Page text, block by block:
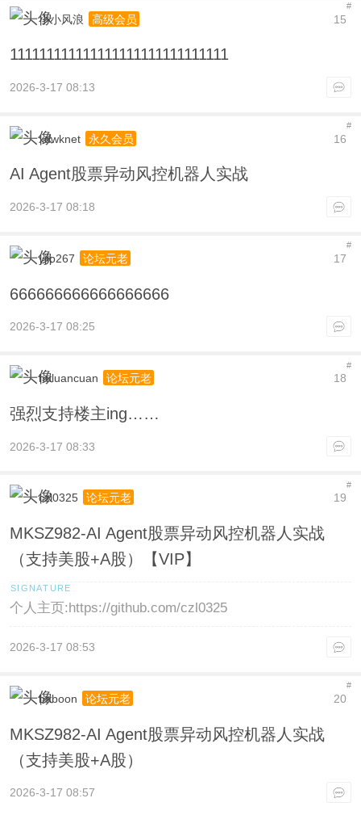
15
#
小小风浪 高级会员
111111111111111111111111111111
2026-3-17 08:13
16
#
xdwknet 永久会员
AI Agent股票异动风控机器人实战
2026-3-17 08:18
17
#
yjip267 论坛元老
666666666666666666
2026-3-17 08:25
18
#
huluancuan 论坛元老
强烈支持楼主ing……
2026-3-17 08:33
19
#
czl0325 论坛元老
MKSZ982-AI Agent股票异动风控机器人实战
（支持美股+A股）【VIP】
个人主页:https://github.com/czl0325
2026-3-17 08:53
20
#
baboon 论坛元老
MKSZ982-AI Agent股票异动风控机器人实战
（支持美股+A股）
2026-3-17 08:57